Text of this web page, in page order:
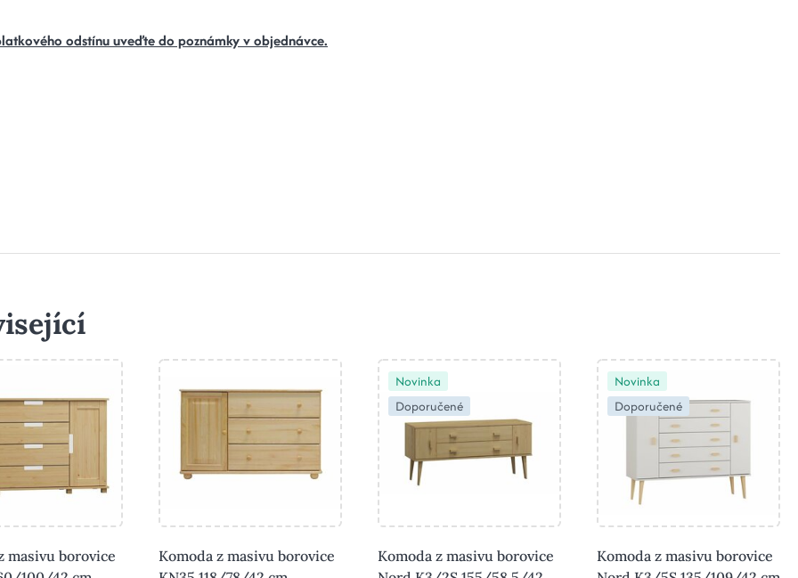
odstínu uveďte do poznámky v objednávce.
masivu borovice
Komoda z masivu borovice
Novinka
Doporučené
Komoda z masivu borovice
Novinka
Doporučené
Komoda z masivu borovice